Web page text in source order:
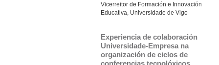
Vicerreitor de Formación e Innovación
Educativa, Universidade de Vigo
Experiencia de colaboración
Universidade-Empresa na
organización de ciclos de
conferencias tecnolóxicos